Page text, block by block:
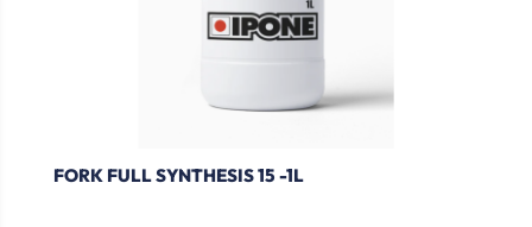
FORK FULL SYNTHESIS 15 -1L